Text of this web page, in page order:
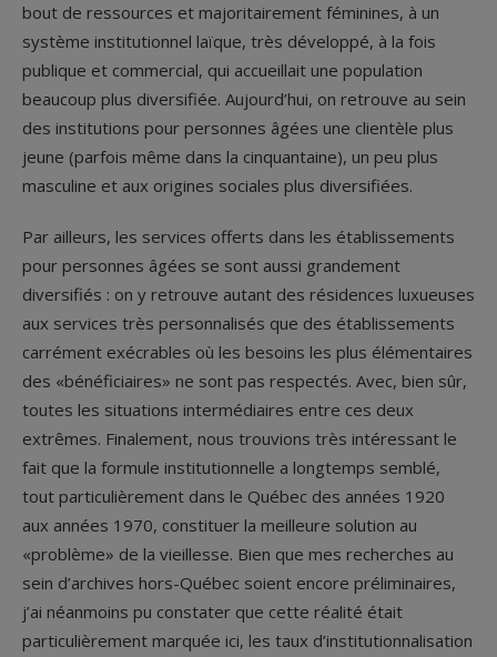
bout de ressources et majoritairement féminines, à un
système institutionnel laïque, très développé, à la fois
publique et commercial, qui accueillait une population
beaucoup plus diversifiée. Aujourd’hui, on retrouve au sein
des institutions pour personnes âgées une clientèle plus
jeune (parfois même dans la cinquantaine), un peu plus
masculine et aux origines sociales plus diversifiées.
Par ailleurs, les services offerts dans les établissements
pour personnes âgées se sont aussi grandement
diversifiés : on y retrouve autant des résidences luxueuses
aux services très personnalisés que des établissements
carrément exécrables où les besoins les plus élémentaires
des «bénéficiaires» ne sont pas respectés. Avec, bien sûr,
toutes les situations intermédiaires entre ces deux
extrêmes. Finalement, nous trouvions très intéressant le
fait que la formule institutionnelle a longtemps semblé,
tout particulièrement dans le Québec des années 1920
aux années 1970, constituer la meilleure solution au
«problème» de la vieillesse. Bien que mes recherches au
sein d’archives hors-Québec soient encore préliminaires,
j’ai néanmoins pu constater que cette réalité était
particulièrement marquée ici, les taux d’institutionnalisation